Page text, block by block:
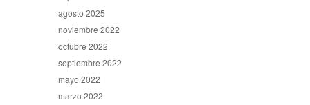
agosto 2025
noviembre 2022
octubre 2022
septiembre 2022
mayo 2022
marzo 2022